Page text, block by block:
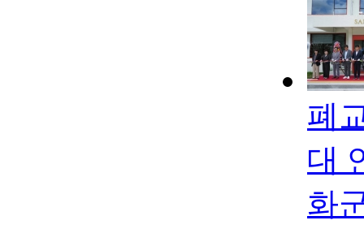
폐
대
화